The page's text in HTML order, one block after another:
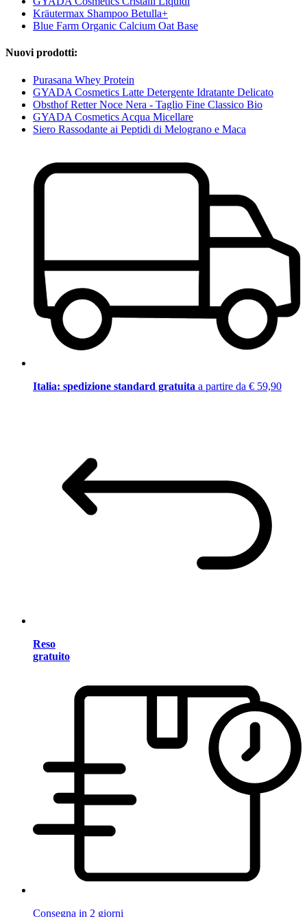
Kräutermax Shampoo Betulla+
Blue Farm Organic Calcium Oat Base
Nuovi prodotti:
Purasana Whey Protein
GYADA Cosmetics Latte Detergente Idratante Delicato
Obsthof Retter Noce Nera - Taglio Fine Classico Bio
GYADA Cosmetics Acqua Micellare
Siero Rassodante ai Peptidi di Melograno e Maca
Italia: spedizione standard gratuita a partire da € 59,90
Reso
gratuito
Consegna in 2 giorni